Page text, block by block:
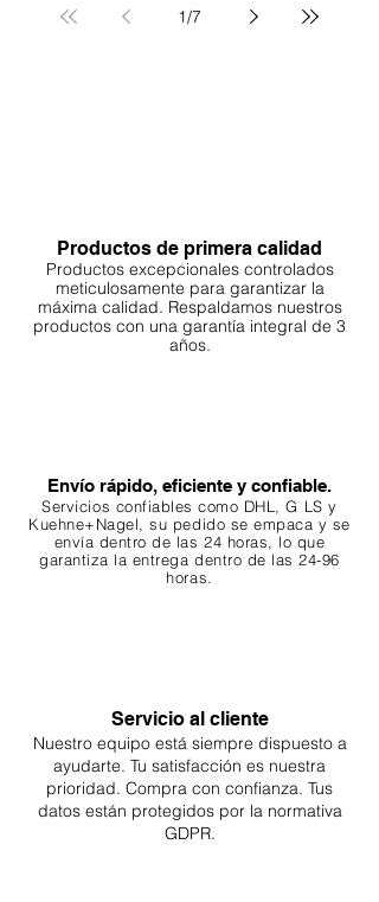
everyday life.
1/7
Productos de primera calidad
Productos excepcionales controlados
meticulosamente para garantizar la
máxima calidad. Respaldamos nuestros
productos con una garantía integral de 3
años.
Envío rápido, eficiente y confiable.
Servicios confiables como DHL, G LS y
Kuehne+Nagel, su pedido se empaca y se
envía dentro de las 24 horas, lo que
garantiza la entrega dentro de las 24-96
horas.
Servicio al cliente
Nuestro equipo está siempre dispuesto a
ayudarte. Tu satisfacción es nuestra
prioridad. Compra con confianza. Tus
datos están protegidos por la normativa
GDPR.